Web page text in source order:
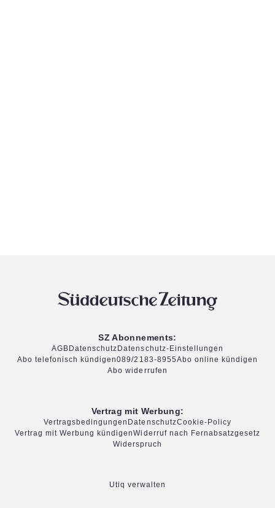
SZ Abonnements:
AGB Datenschutz Datenschutz-Einstellungen
Abo telefonisch kündigen089/2183-8955Abo online kündigen
Abo widerrufen
Vertrag mit Werbung:
Vertragsbedingungen DatenschutzCookie-Policy
Vertrag mit Werbung kündigenWiderruf nach Fernabsatzgesetz
Widerspruch
Utiq verwalten